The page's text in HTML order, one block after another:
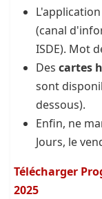
L'application
(canal
ISDE). Mot
Des cartes
sont
dessous).
Enfin, ne
Jours, le
Télécharger
2025